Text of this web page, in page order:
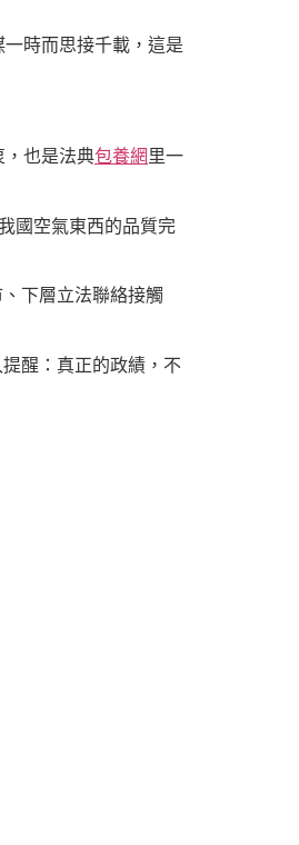
時而思接千載，這是
，也是法典包養網 里一
國空氣東西的品質完
下層立法聯絡接觸
醒：真正的政績，不